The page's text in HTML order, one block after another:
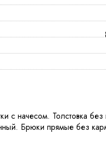
с начесом. Толстовка
Брюки прямые без